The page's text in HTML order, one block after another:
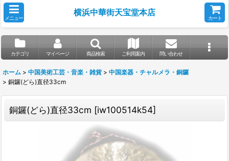
メニュー
横浜中華街天宝堂本店
カート
カテゴリ マイページ 商品検索 ご利用案内 問い合わせ
ホーム > 中国美術工芸・音楽・雑貨 > 中国楽器・チャルメラ・銅鑼
> 銅鑼(どら)直径33cm
銅鑼(どら)直径33cm [iw100514k54]